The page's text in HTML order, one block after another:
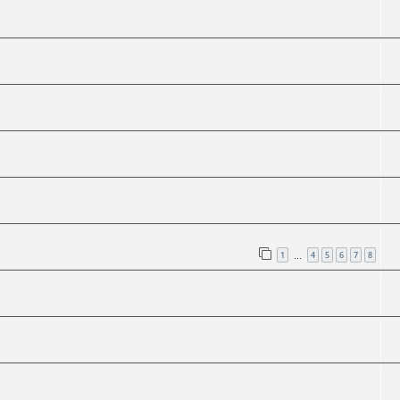
1 4 5 6 7 8